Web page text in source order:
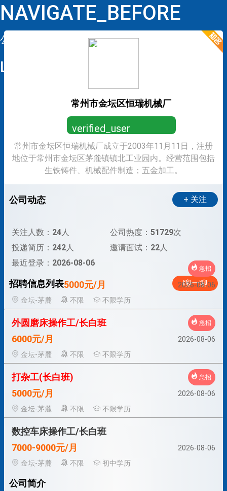
NAVIGATE_BEFORE
公司详情
LOOP
常州市金坛区恒瑞机械厂
verified_user
营业执照已认证，放心求职
常州市金坛区恒瑞机械厂成立于2003年11月11日，注册
地位于常州市金坛区茅麓镇镇北工业园内。经营范围包括
生铁铸件、机械配件制造；五金加工。
公司动态 + 关注
关注人数： 24人 公司热度：51729次
投递简历： 242人 邀请面试： 22人
最近登录： 2026-08-06
招聘信息列表 聊一聊
急招
5000元/月
2026-08-06
金坛-茅麓
不限 不限学历
外圆磨床操作工/长白班 急招
6000元/月
2026-08-06
金坛-茅麓
不限 不限学历
打杂工(长白班) 急招
5000元/月
2026-08-06
金坛-茅麓
不限 不限学历
数控车床操作工/长白班
7000-9000元/月
2026-08-06
金坛-茅麓
不限 初中学历
公司简介